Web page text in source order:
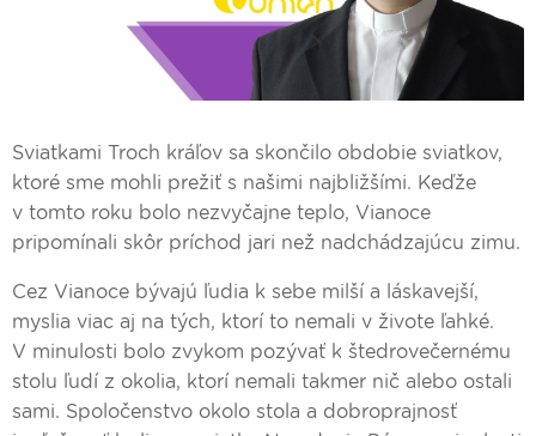
Sviatkami Troch kráľov sa skončilo obdobie sviatkov,
ktoré sme mohli prežiť s našimi najbližšími. Keďže
v tomto roku bolo nezvyčajne teplo, Vianoce
pripomínali skôr príchod jari než nadchádzajúcu zimu.
Cez Vianoce bývajú ľudia k sebe milší a láskavejší,
myslia viac aj na tých, ktorí to nemali v živote ľahké.
V minulosti bolo zvykom pozývať k štedrovečernému
stolu ľudí z okolia, ktorí nemali takmer nič alebo ostali
sami. Spoločenstvo okolo stola a dobroprajnosť